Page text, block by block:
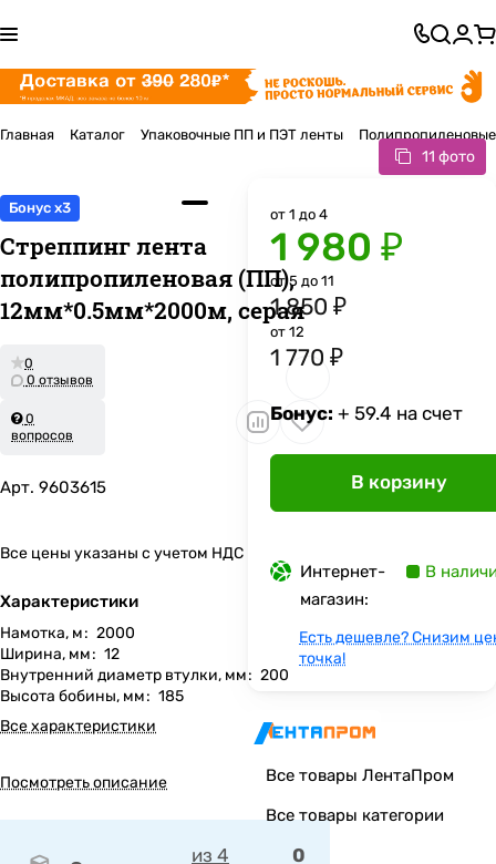
Главная Каталог Упаковочные ПП и ПЭТ ленты
11 фото
Бонус x3
Стреппинг лента
полипропиленовая (ПП),
12мм*0.5мм*2000м, серая
0
0 отзывов
0
вопросов
Арт. 9603615
Все цены указаны с учетом НДС
Характеристики
Намотка, м: 2000
Ширина, мм: 12
Внутренний диаметр втулки, мм: 200
Высота бобины, мм: 185
Все характеристики
Посмотреть описание
из 4
0
от 1 до 4
1 980 ₽
от 5 до 11
1 850 ₽
от 12
1 770 ₽
Бонус: + 59.4 на счет
В корзину
Интернет-
магазин:
В
Есть дешевле? Снизим
точка!
Все товары ЛентаПром
Все товары категории